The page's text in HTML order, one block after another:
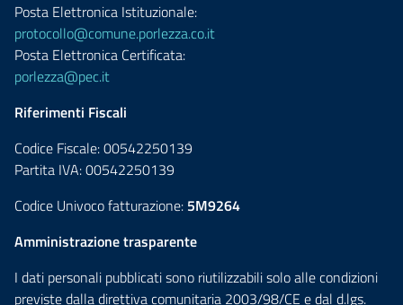
Posta Elettronica Istituzionale:
protocollo@comune.porlezza.co.it
Posta Elettronica Certificata:
porlezza@pec.it
Riferimenti Fiscali
Codice Fiscale: 00542250139
Partita IVA: 00542250139
Codice Univoco fatturazione: 5M9264
Amministrazione trasparente
I dati personali pubblicati sono riutilizzabili solo alle condizioni
previste dalla direttiva comunitaria 2003/98/CE e dal d.lgs.